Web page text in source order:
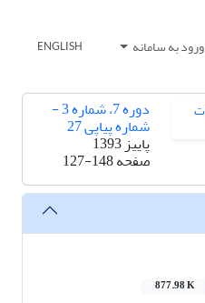
ورود به سامانه ENGLISH
دوره 7، شماره 3 -
شماره پیاپی 27
پاییز 1393
صفحه127-148
877.98 K